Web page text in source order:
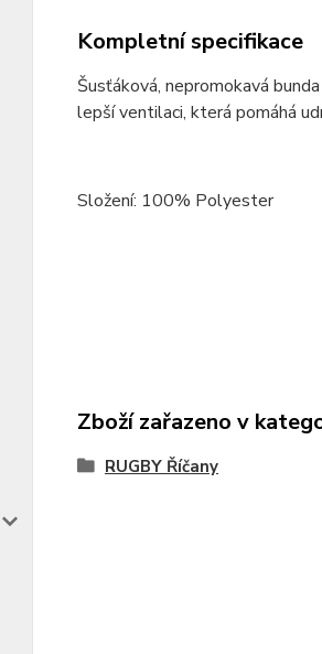
Kompletní specifikace
Šusťáková, nepromokavá
lepší ventilaci, která pomáhá
Složení: 100% Polyester
Zboží zařazeno v
RUGBY Říčany